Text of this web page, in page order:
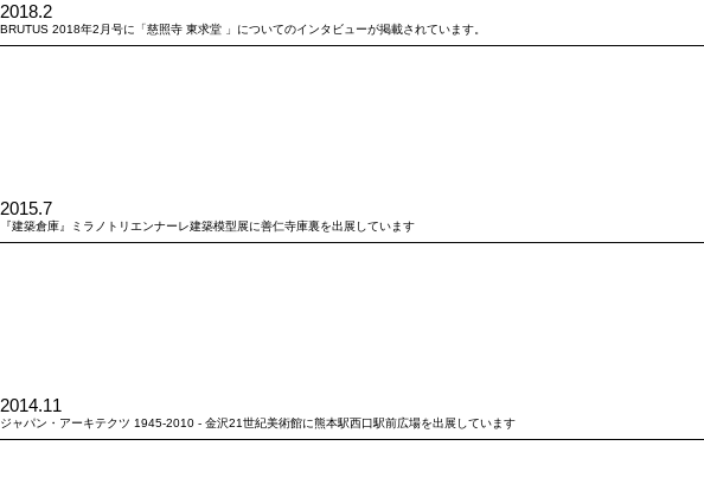
2018.2
BRUTUS 2018年2月号に「慈照寺 東求堂 」についてのインタビューが掲載されています。
2015.7
『建築倉庫』ミラノトリエンナーレ建築模型展に善仁寺庫裏を出展しています
2014.11
ジャパン・アーキテクツ 1945-2010 - 金沢21世紀美術館に熊本駅西口駅前広場を出展しています